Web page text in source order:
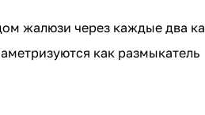
жалюзи через каждые два
как размыкатель